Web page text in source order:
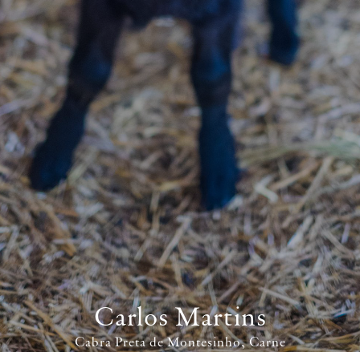
Carlos Martins
Cabra Preta de Montesinho Carne